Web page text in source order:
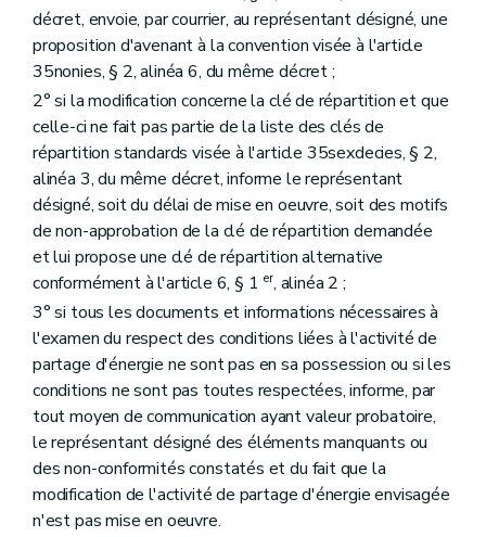
décret, envoie, par courrier, au représentant désigné, une
proposition d'avenant à la convention visée à l'article
35nonies, § 2, alinéa 6, du même décret ;
2° si la modification concerne la clé de répartition et que
celle-ci ne fait pas partie de la liste des clés de
répartition standards visée à l'article 35sexdecies, § 2,
alinéa 3, du même décret, informe le représentant
désigné, soit du délai de mise en oeuvre, soit des motifs
de non-approbation de la clé de répartition demandée
et lui propose une clé de répartition alternative
conformément à l'article 6, § 1 er, alinéa 2 ;
3° si tous les documents et informations nécessaires à
l'examen du respect des conditions liées à l'activité de
partage d'énergie ne sont pas en sa possession ou si les
conditions ne sont pas toutes respectées, informe, par
tout moyen de communication ayant valeur probatoire,
le représentant désigné des éléments manquants ou
des non-conformités constatés et du fait que la
modification de l'activité de partage d'énergie envisagée
n'est pas mise en oeuvre.